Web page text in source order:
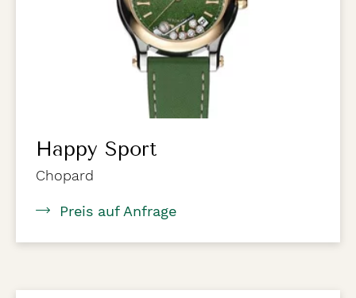
Happy Sport
Chopard
Preis auf Anfrage